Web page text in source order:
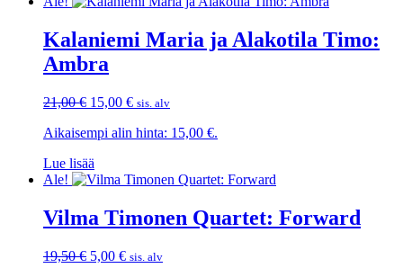
Kalaniemi Maria ja Alakotila Timo:
Ambra
21,00€ Alkuperäinen
oli:
15,00 €Nykyinen
on:
sis. alv
Aikaisempi alin hinta: 15,00 €.
Lue lisää
Ale!
Vilma Timonen Quartet: Forward
19,50€ Alkuperäinen
5,00 €Nykyinen
sis. alv